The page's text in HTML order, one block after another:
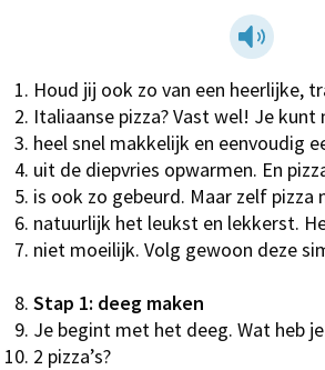
Houd jij ook zo van een heerlijke,
Italiaanse pizza? Vast wel! Je kunt
heel snel makkelijk en eenvoudig
uit de diepvries opwarmen. En
is ook zo gebeurd. Maar zelf pizza
natuurlijk het leukst en lekkerst.
niet moeilijk. Volg gewoon deze
Stap 1: deeg maken
Je begint met het deeg. Wat heb
2 pizza’s?